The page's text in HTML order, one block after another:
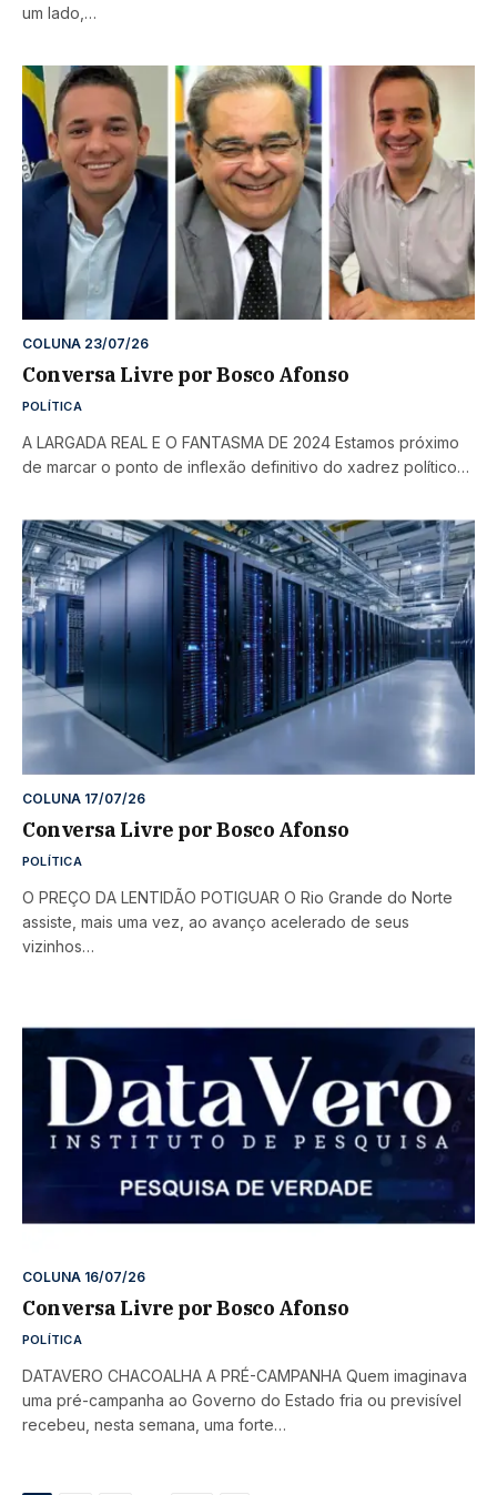
um lado,…
COLUNA 23/07/26
Conversa Livre por Bosco Afonso
POLÍTICA
A LARGADA REAL E O FANTASMA DE 2024 Estamos próximo
de marcar o ponto de inflexão definitivo do xadrez político…
COLUNA 17/07/26
Conversa Livre por Bosco Afonso
POLÍTICA
O PREÇO DA LENTIDÃO POTIGUAR O Rio Grande do Norte
assiste, mais uma vez, ao avanço acelerado de seus
vizinhos…
COLUNA 16/07/26
Conversa Livre por Bosco Afonso
POLÍTICA
DATAVERO CHACOALHA A PRÉ-CAMPANHA Quem imaginava
uma pré-campanha ao Governo do Estado fria ou previsível
recebeu, nesta semana, uma forte…